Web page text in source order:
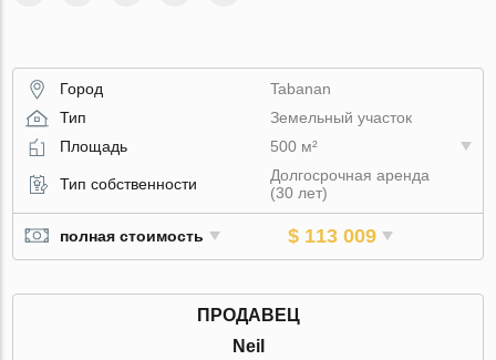
Город
Tabanan
Тип
Земельный участок
Площадь
500 м²
Тип собственности
Долгосрочная аренда
(30 лет)
полная стоимость $ 113 009
ПРОДАВЕЦ
Neil